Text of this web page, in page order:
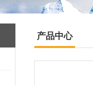
产品中心